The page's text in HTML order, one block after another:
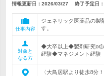
情報更新日：2026/03/27 終了予定日：
仕事内容
ジェネリック医薬品の製
す。
対象と
なる方
◆大卒以上◆製剤研究or
経験◆マネジメント経験
〈大鳥居駅より徒歩8分